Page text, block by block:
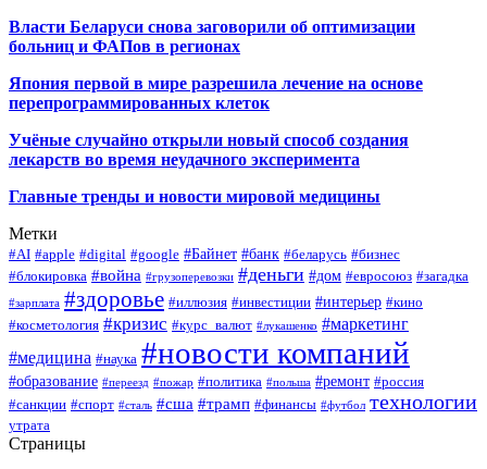
Власти Беларуси снова заговорили об оптимизации
больниц и ФАПов в регионах
Япония первой в мире разрешила лечение на основе
перепрограммированных клеток
Учёные случайно открыли новый способ создания
лекарств во время неудачного эксперимента
Главные тренды и новости мировой медицины
Метки
#AI #apple #digital #google #Байнет #банк #беларусь #бизнес
#блокировка #война #грузоперевозки #деньги #дом #евросоюз #загадка
#зарплата #здоровье #иллюзия #инвестиции #интерьер #кино
#косметология #кризис #курс_валют #лукашенко #маркетинг
#медицина #наука #новости компаний
#образование #переезд #пожар #политика #польша #ремонт #россия
#санкции #спорт #сталь #сша #трамп #финансы #футбол технологии
утрата
Страницы